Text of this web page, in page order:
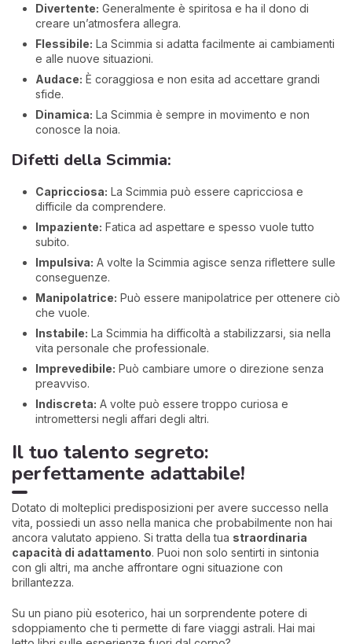
Divertente: Generalmente è spiritosa e ha il dono di
creare un’atmosfera allegra.
Flessibile: La Scimmia si adatta facilmente ai cambiamenti
e alle nuove situazioni.
Audace: È coraggiosa e non esita ad accettare grandi
sfide.
Dinamica: La Scimmia è sempre in movimento e non
conosce la noia.
Difetti della Scimmia:
Capricciosa: La Scimmia può essere capricciosa e
difficile da comprendere.
Impaziente: Fatica ad aspettare e spesso vuole tutto
subito.
Impulsiva: A volte la Scimmia agisce senza riflettere sulle
conseguenze.
Manipolatrice: Può essere manipolatrice per ottenere ciò
che vuole.
Instabile: La Scimmia ha difficoltà a stabilizzarsi, sia nella
vita personale che professionale.
Imprevedibile: Può cambiare umore o direzione senza
preavviso.
Indiscreta: A volte può essere troppo curiosa e
intromettersi negli affari degli altri.
Il tuo talento segreto:
perfettamente adattabile!
Dotato di molteplici predisposizioni per avere successo nella
vita, possiedi un asso nella manica che probabilmente non hai
ancora valutato appieno. Si tratta della tua straordinaria
capacità di adattamento. Puoi non solo sentirti in sintonia
con gli altri, ma anche affrontare ogni situazione con
brillantezza.
Su un piano più esoterico, hai un sorprendente potere di
sdoppiamento che ti permette di fare viaggi astrali. Hai mai